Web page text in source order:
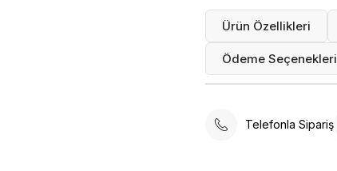
Ürün Özellikleri
Ödeme Seçenekleri
Telefonla Sipariş